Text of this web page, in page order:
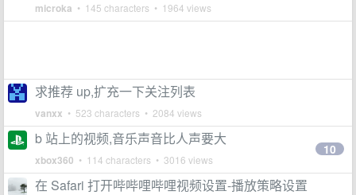
microka • 145 characters • 1964 views
求推荐 up,扩充一下关注列表
vanxx • 523 characters • 2084 views
b 站上的视频,音乐声音比人声要大
xbox360 • 114 characters • 3016 views
10
在 Safari 打开哔哔哩哔哩视频设置-播放策略设置